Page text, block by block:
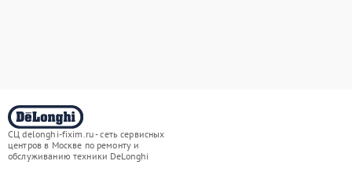
СЦ delonghi-fixim.ru - сеть сервисных
центров в Москве по ремонту и
обслуживанию техники DeLonghi